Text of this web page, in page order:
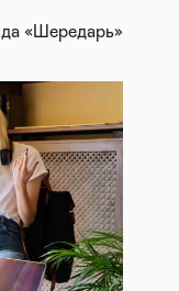
«Шередарь»